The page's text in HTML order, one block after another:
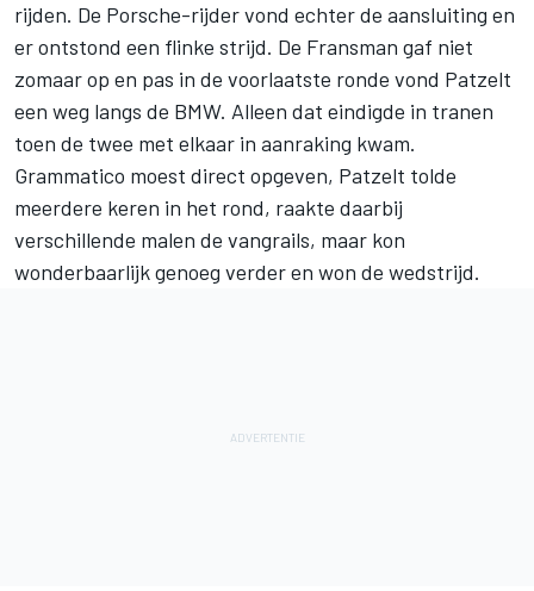
rijden. De Porsche-rijder vond echter de aansluiting en
er ontstond een flinke strijd. De Fransman gaf niet
zomaar op en pas in de voorlaatste ronde vond Patzelt
een weg langs de BMW. Alleen dat eindigde in tranen
toen de twee met elkaar in aanraking kwam.
Grammatico moest direct opgeven, Patzelt tolde
meerdere keren in het rond, raakte daarbij
verschillende malen de vangrails, maar kon
wonderbaarlijk genoeg verder en won de wedstrijd.